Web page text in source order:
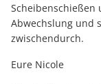
Scheibenschießen
Abwechslung und
zwischendurch.
Eure Nicole